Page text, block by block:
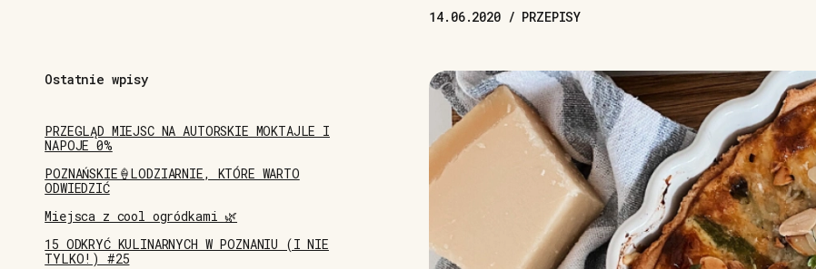
14.06.2020 / PRZEPISY
Ostatnie wpisy
PRZEGLĄD MIEJSC NA AUTORSKIE MOKTAJLE I
NAPOJE 0%
POZNAŃSKIE🍦LODZIARNIE, KTÓRE WARTO
ODWIEDZIĆ
Miejsca z cool ogródkami 🌿
15 ODKRYĆ KULINARNYCH W POZNANIU (I NIE
TYLKO!) #25